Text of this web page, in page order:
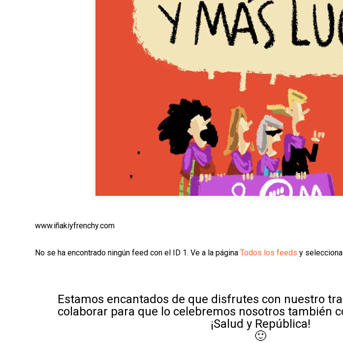
www.iñakiyfrenchy.com
No se ha encontrado ningún feed con el ID 1. Ve a la páginaTodos los feeds y
Estamos encantados de que disfrutes con nuestro
colaborar para que lo celebremos nosotros también
¡Salud y República!
🙂